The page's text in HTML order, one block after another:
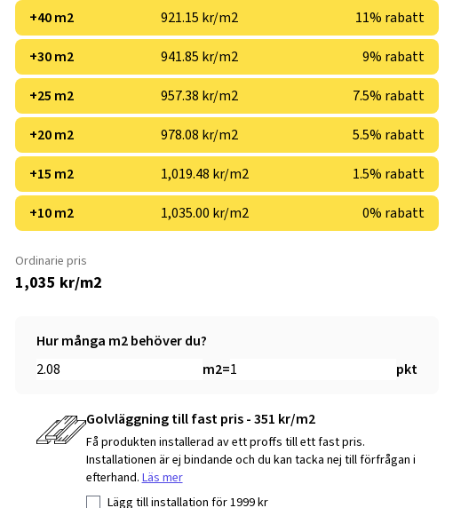
+40 m2 921.15 kr/m2 11% rabatt
+30 m2 941.85 kr/m2 9% rabatt
+25 m2 957.38 kr/m2 7.5% rabatt
+20 m2 978.08 kr/m2 5.5% rabatt
+15 m2 1,019.48 kr/m2 1.5% rabatt
+10 m2 1,035.00 kr/m2 0% rabatt
Ordinarie pris
1,035 kr/m2
Hur många m2 behöver du?
m2= pkt
Golvläggning till fast pris - 351 kr/m2
Få produkten installerad av ett proffs till ett fast pris.
Installationen är ej bindande och du kan tacka nej till förfrågan i
efterhand. Läs mer
Lägg till installation för1999kr